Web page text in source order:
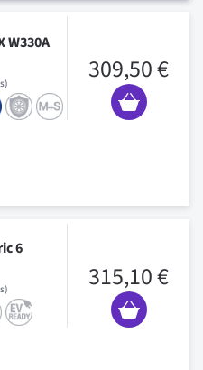
W330A
309,50 €
6
315,10 €